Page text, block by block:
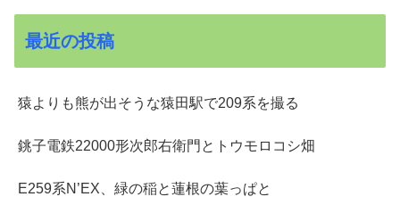
最近の投稿
猿よりも熊が出そうな猿田駅で209系を撮る
銚子電鉄22000形次郎右衛門とトウモロコシ畑
E259系N’EX、緑の稲と蓮根の葉っぱと